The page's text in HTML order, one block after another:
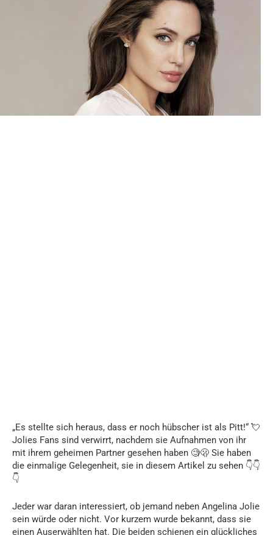
„Es stellte sich heraus, dass er noch hübscher ist als Pitt!“ 💘
Jolies Fans sind verwirrt, nachdem sie Aufnahmen von ihr
mit ihrem geheimen Partner gesehen haben 🧐🫢 Sie haben
die einmalige Gelegenheit, sie in diesem Artikel zu sehen 👇👇
👇
Jeder war daran interessiert, ob jemand neben Angelina Jolie
sein würde oder nicht. Vor kurzem wurde bekannt, dass sie
einen Auserwählten hat. Die beiden schienen ein glückliches